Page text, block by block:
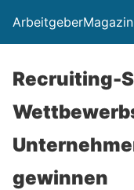
ArbeitgeberMagazin
Recruiting-
gewinnen